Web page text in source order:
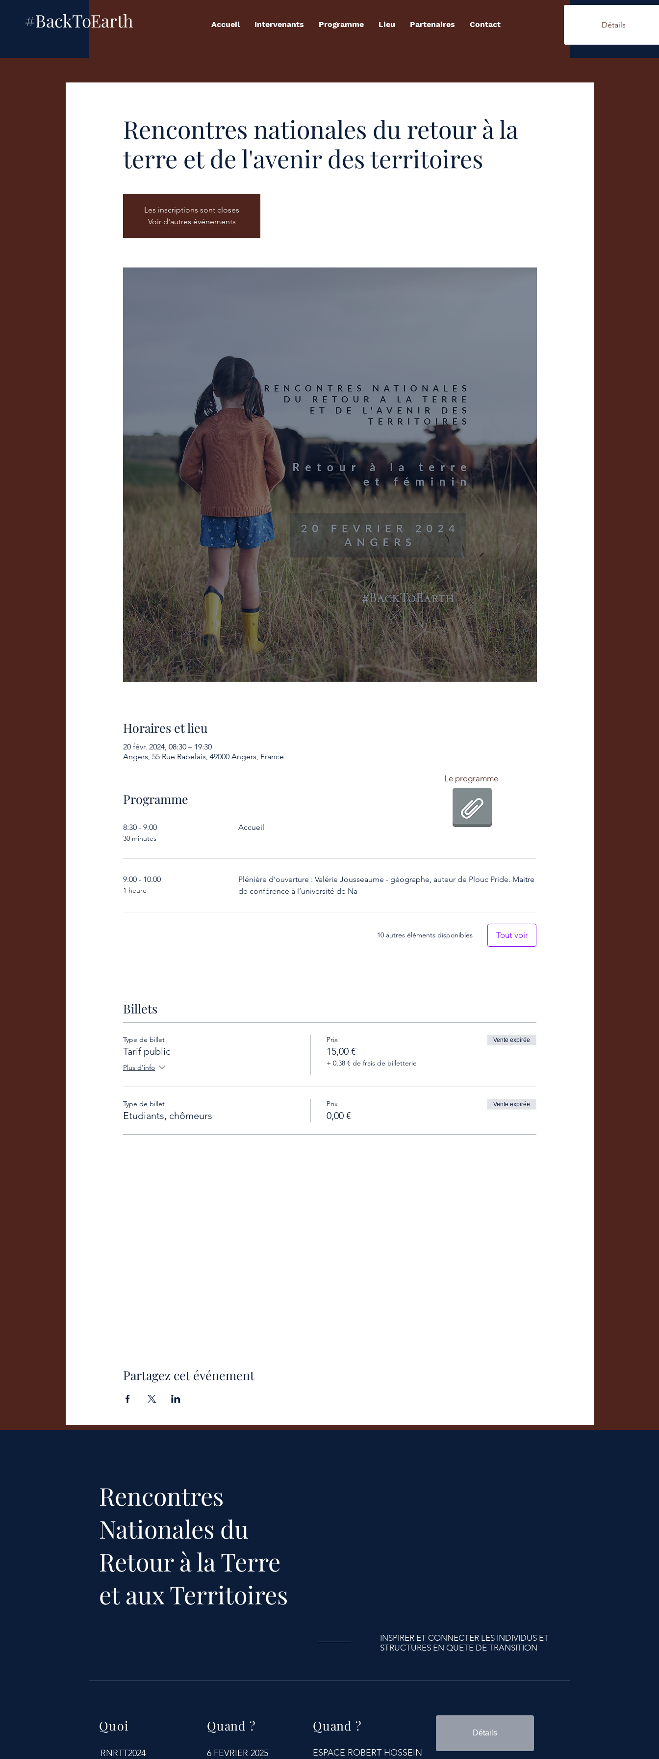
Accueil Intervenants Programme Lieu Partenaires Contact
#BackToEarth Détails
Rencontres nationales du retour à la
terre et de l'avenir des territoires
Les inscriptions sont closes
Voir d'autres événements
Horaires et lieu
20 févr. 2024, 08:30 – 19:30
Angers, 55 Rue Rabelais, 49000 Angers, France
Programme
8:30 - 9:00
30 minutes
Accueil
9:00 - 10:00
1 heure
Plénière d'ouverture : Valérie Jousseaume - géographe, auteur de Plouc Pride. Maitre
de conférence à l’université de Na
10 autres éléments disponibles Tout voir
Billets
Type de billet
Tarif public
Plus d'info
Prix
15,00 €
+ 0,38 € de frais de billetterie
Vente expirée
Type de billet
Etudiants, chômeurs
Prix
0,00 €
Vente expirée
Partagez cet événement
Le programme
Rencontres
Nationales du
Retour à la Terre
et aux Territoires
INSPIRER ET CONNECTER LES INDIVIDUS ET
STRUCTURES EN QUETE DE TRANSITION
Quoi
RNRTT2024
Quand ?
6 FEVRIER 2025
Quand ?
ESPACE ROBERT HOSSEIN
Détails